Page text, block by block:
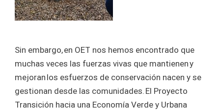
Sin embargo, en OET nos hemos encontrado que
muchas veces las fuerzas vivas que mantienen y
mejoran los esfuerzos de conservación nacen y se
gestionan desde las comunidades. El Proyecto
Transición hacia una Economía Verde y Urbana